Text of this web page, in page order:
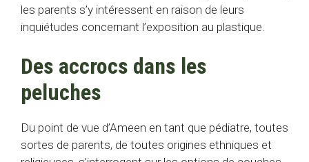
les parents s’y intéressent en raison de leurs
inquiétudes concernant l’exposition au plastique.
Des accrocs dans les
peluches
Du point de vue d’Ameen en tant que pédiatre, toutes
sortes de parents, de toutes origines ethniques et